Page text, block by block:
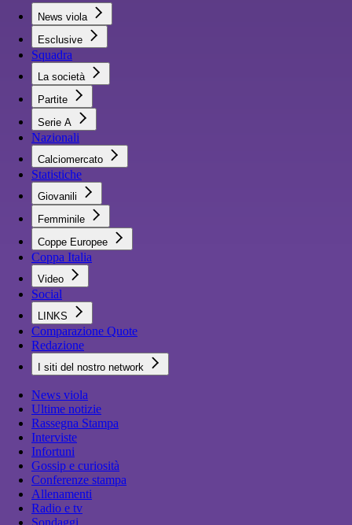
News viola
Esclusive
Squadra
La società
Partite
Serie A
Nazionali
Calciomercato
Statistiche
Giovanili
Femminile
Coppe Europee
Coppa Italia
Video
Social
LINKS
Comparazione Quote
Redazione
I siti del nostro network
News viola
Ultime notizie
Rassegna Stampa
Interviste
Infortuni
Gossip e curiosità
Conferenze stampa
Allenamenti
Radio e tv